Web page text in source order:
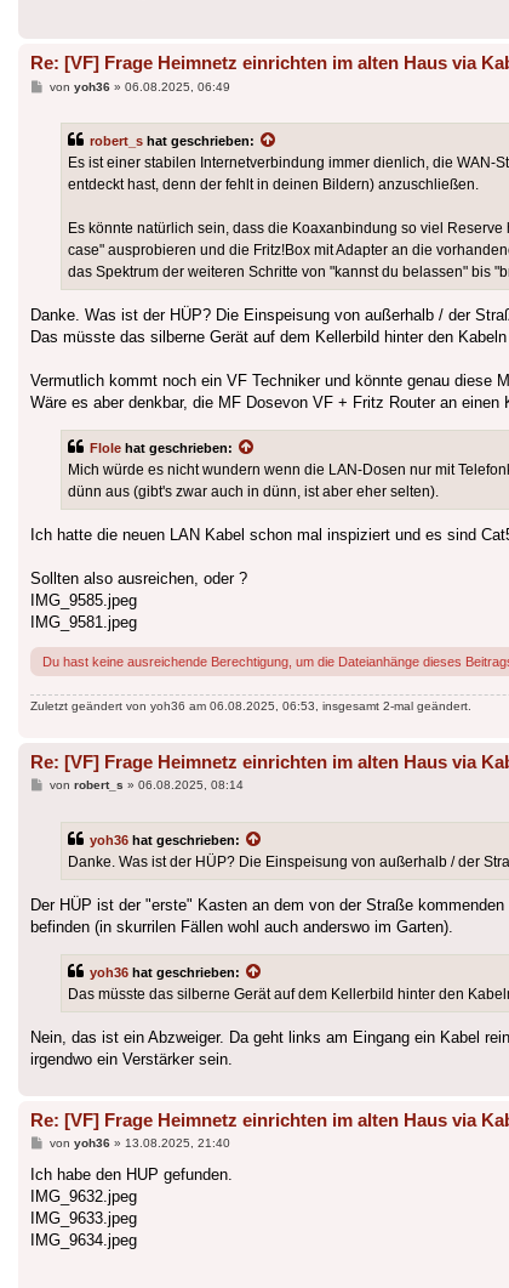
Re: [VF] Frage Heimnetz einrichten im alten Haus via
Beitrag
von yoh36» 06.08.2025, 06:49
robert_s hat geschrieben:
Es ist einer stabilen Internetverbindung immer dienlich, die WAN-
entdeckt hast, denn der fehlt in deinen Bildern) anzuschließen.
Es könnte natürlich sein, dass die Koaxanbindung so viel
case" ausprobieren und die Fritz!Box mit Adapter an die
das Spektrum der weiteren Schritte von "kannst du belassen" bis
Danke. Was ist der HÜP? Die Einspeisung von außerhalb / der
Das müsste das silberne Gerät auf dem Kellerbild hinter den
Vermutlich kommt noch ein VF Techniker und könnte genau diese
Wäre es aber denkbar, die MF Dosevon VF + Fritz Router an
Flole hat geschrieben:
Mich würde es nicht wundern wenn die LAN-Dosen nur mit
dünn aus (gibt's zwar auch in dünn, ist aber eher selten).
Ich hatte die neuen LAN Kabel schon mal inspiziert und es sind
Sollten also ausreichen, oder ?
IMG_9585.jpeg
IMG_9581.jpeg
Du hast keine ausreichende Berechtigung, um die Dateianhänge dieses
Zuletzt geändert von yoh36 am 06.08.2025, 06:53, insgesamt 2-mal geändert.
Re: [VF] Frage Heimnetz einrichten im alten Haus via
Beitrag
von robert_s » 06.08.2025, 08:14
yoh36 hat geschrieben:
Danke. Was ist der HÜP? Die Einspeisung von außerhalb / der
Der HÜP ist der "erste" Kasten an dem von der Straße
befinden (in skurrilen Fällen wohl auch anderswo im Garten).
yoh36 hat geschrieben:
Das müsste das silberne Gerät auf dem Kellerbild hinter den
Nein, das ist ein Abzweiger. Da geht links am Eingang ein Kabel
irgendwo ein Verstärker sein.
Re: [VF] Frage Heimnetz einrichten im alten Haus via
Beitrag
von yoh36» 13.08.2025, 21:40
Ich habe den HUP gefunden.
IMG_9632.jpeg
IMG_9633.jpeg
IMG_9634.jpeg